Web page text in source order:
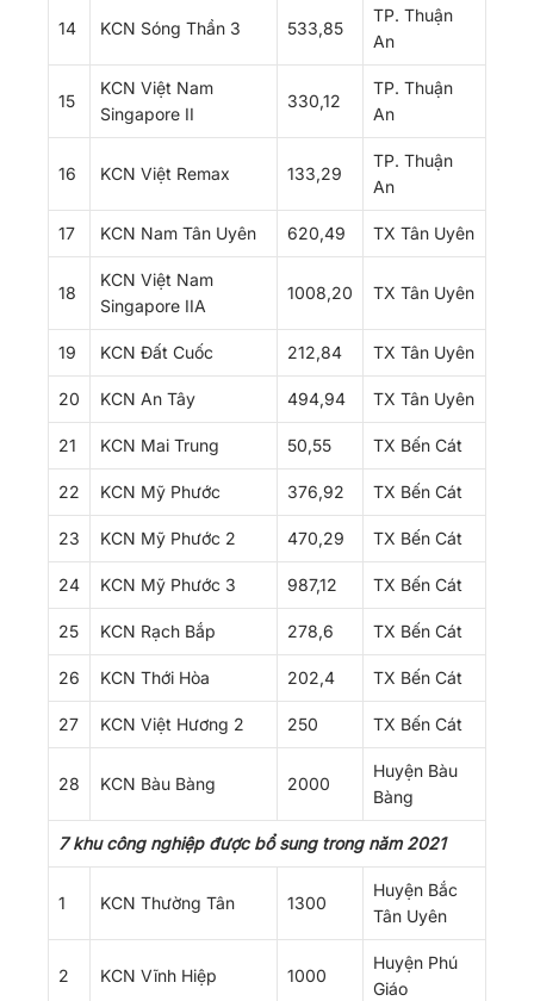
14 KCN Sóng Thần 3 533,85
TP. Thuận
An
15
KCN Việt Nam
Singapore II
330,12
TP. Thuận
An
16 KCN Việt Remax 133,29
TP. Thuận
An
17 KCN Nam Tân Uyên 620,49 TX Tân Uyên
18
KCN Việt Nam
Singapore IIA
1008,20 TX Tân Uyên
19 KCN Đất Cuốc 212,84 TX Tân Uyên
20 KCN An Tây 494,94 TX Tân Uyên
21 KCN Mai Trung 50,55 TX Bến Cát
22 KCN Mỹ Phước 376,92 TX Bến Cát
23 KCN Mỹ Phước 2 470,29 TX Bến Cát
24 KCN Mỹ Phước 3 987,12 TX Bến Cát
25 KCN Rạch Bắp 278,6 TX Bến Cát
26 KCN Thới Hòa 202,4 TX Bến Cát
27 KCN Việt Hương 2 250 TX Bến Cát
28 KCN Bàu Bàng 2000
Huyện Bàu
Bàng
7 khu công nghiệp được bổ sung trong năm 2021
1 KCN Thường Tân 1300
Huyện Bắc
Tân Uyên
2 KCN Vĩnh Hiệp 1000
Huyện Phú
Giáo